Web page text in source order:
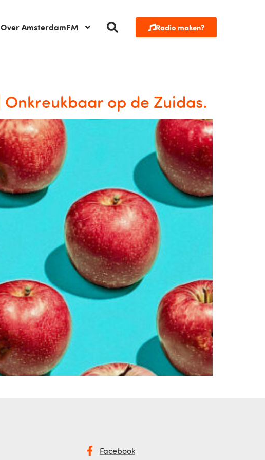
Over AmsterdamFM Radio maken?
op de Zuidas.
Facebook